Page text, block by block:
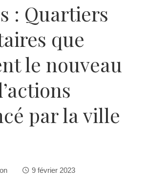
: Quartiers
que
le nouveau
par la ville
9 février 2023